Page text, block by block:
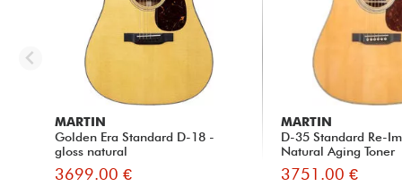
MARTIN
Golden Era Standard D-18 -
gloss natural
3699.00 €
MARTIN
D-35 Standard Re-
Natural Aging Toner
3751.00 €